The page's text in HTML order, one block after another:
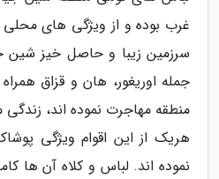
غرب بوده و از ویژگی های
سرزمین زیبا و حاصل خیز شین
منطقه مهاجرت نموده اند، زندگی
هریک از این اقوام ویژگی
نموده اند. لباس و کلاه آن ها